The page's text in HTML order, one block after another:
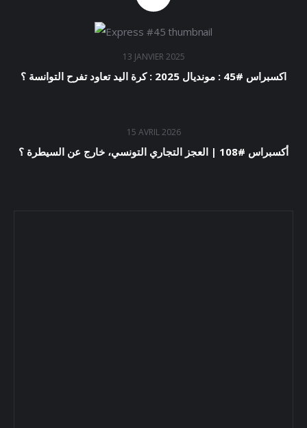
13 JANVIER 2025
اكسبراس #45 : مونديال 2025 : كرة اليد تعاود تفرح التوانسة ؟
15 AVRIL 2026
أكسبراس #108 | العجز التجاري التونسي، خارج عن السيطرة ؟